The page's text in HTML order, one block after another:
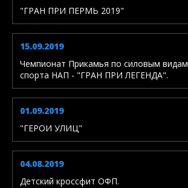
"ГРАН ПРИ ПЕРМЬ 2019"
15.09.2019
Чемпионат Прикамья по силовым видам
спорта НАП - "ГРАН ПРИ ЛЕГЕНДА".
01.09.2019
"ГЕРОИ УЛИЦ"
04.08.2019
Детский кроссфит ОФП.